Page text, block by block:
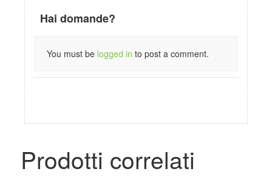
Hai domande?
You must be logged in to post a comment.
Prodotti correlati